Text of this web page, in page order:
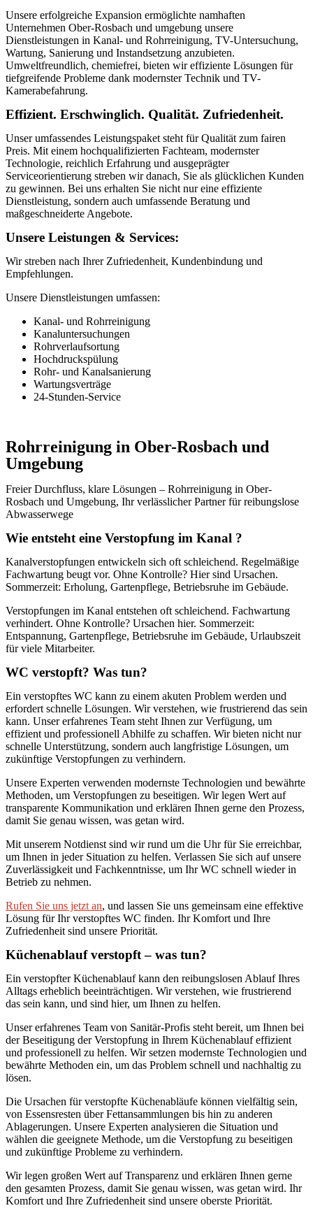
Unsere erfolgreiche Expansion ermöglichte namhaften
Unternehmen Ober-Rosbach und umgebung unsere
Dienstleistungen in Kanal- und Rohrreinigung, TV-Untersuchung,
Wartung, Sanierung und Instandsetzung anzubieten.
Umweltfreundlich, chemiefrei, bieten wir effiziente Lösungen für
tiefgreifende Probleme dank modernster Technik und TV-
Kamerabefahrung.
Effizient. Erschwinglich. Qualität. Zufriedenheit.
Unser umfassendes Leistungspaket steht für Qualität zum fairen
Preis. Mit einem hochqualifizierten Fachteam, modernster
Technologie, reichlich Erfahrung und ausgeprägter
Serviceorientierung streben wir danach, Sie als glücklichen Kunden
zu gewinnen. Bei uns erhalten Sie nicht nur eine effiziente
Dienstleistung, sondern auch umfassende Beratung und
maßgeschneiderte Angebote.
Unsere Leistungen & Services:
Wir streben nach Ihrer Zufriedenheit, Kundenbindung und
Empfehlungen.
Unsere Dienstleistungen umfassen:
Kanal- und Rohrreinigung
Kanaluntersuchungen
Rohrverlaufsortung
Hochdruckspülung
Rohr- und Kanalsanierung
Wartungsverträge
24-Stunden-Service
Rohrreinigung in Ober-Rosbach und
Umgebung
Freier Durchfluss, klare Lösungen – Rohrreinigung in Ober-
Rosbach und Umgebung, Ihr verlässlicher Partner für reibungslose
Abwasserwege
Wie entsteht eine Verstopfung im Kanal ?
Kanalverstopfungen entwickeln sich oft schleichend. Regelmäßige
Fachwartung beugt vor. Ohne Kontrolle? Hier sind Ursachen.
Sommerzeit: Erholung, Gartenpflege, Betriebsruhe im Gebäude.
Verstopfungen im Kanal entstehen oft schleichend. Fachwartung
verhindert. Ohne Kontrolle? Ursachen hier. Sommerzeit:
Entspannung, Gartenpflege, Betriebsruhe im Gebäude, Urlaubszeit
für viele Mitarbeiter.
WC verstopft? Was tun?
Ein verstopftes WC kann zu einem akuten Problem werden und
erfordert schnelle Lösungen. Wir verstehen, wie frustrierend das sein
kann. Unser erfahrenes Team steht Ihnen zur Verfügung, um
effizient und professionell Abhilfe zu schaffen. Wir bieten nicht nur
schnelle Unterstützung, sondern auch langfristige Lösungen, um
zukünftige Verstopfungen zu verhindern.
Unsere Experten verwenden modernste Technologien und bewährte
Methoden, um Verstopfungen zu beseitigen. Wir legen Wert auf
transparente Kommunikation und erklären Ihnen gerne den Prozess,
damit Sie genau wissen, was getan wird.
Mit unserem Notdienst sind wir rund um die Uhr für Sie erreichbar,
um Ihnen in jeder Situation zu helfen. Verlassen Sie sich auf unsere
Zuverlässigkeit und Fachkenntnisse, um Ihr WC schnell wieder in
Betrieb zu nehmen.
Rufen Sie uns jetzt an, und lassen Sie uns gemeinsam eine effektive
Lösung für Ihr verstopftes WC finden. Ihr Komfort und Ihre
Zufriedenheit sind unsere Priorität.
Küchenablauf verstopft – was tun?
Ein verstopfter Küchenablauf kann den reibungslosen Ablauf Ihres
Alltags erheblich beeinträchtigen. Wir verstehen, wie frustrierend
das sein kann, und sind hier, um Ihnen zu helfen.
Unser erfahrenes Team von Sanitär-Profis steht bereit, um Ihnen bei
der Beseitigung der Verstopfung in Ihrem Küchenablauf effizient
und professionell zu helfen. Wir setzen modernste Technologien und
bewährte Methoden ein, um das Problem schnell und nachhaltig zu
lösen.
Die Ursachen für verstopfte Küchenabläufe können vielfältig sein,
von Essensresten über Fettansammlungen bis hin zu anderen
Ablagerungen. Unsere Experten analysieren die Situation und
wählen die geeignete Methode, um die Verstopfung zu beseitigen
und zukünftige Probleme zu verhindern.
Wir legen großen Wert auf Transparenz und erklären Ihnen gerne
den gesamten Prozess, damit Sie genau wissen, was getan wird. Ihr
Komfort und Ihre Zufriedenheit sind unsere oberste Priorität.